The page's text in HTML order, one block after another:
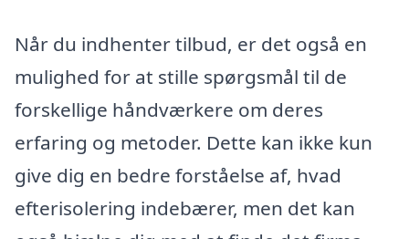
Når du indhenter tilbud, er det også en
mulighed for at stille spørgsmål til de
forskellige håndværkere om deres
erfaring og metoder. Dette kan ikke kun
give dig en bedre forståelse af, hvad
efterisolering indebærer, men det kan